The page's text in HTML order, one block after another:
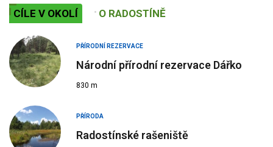
CÍLE V OKOLÍ O RADOSTÍNĚ
PŘÍRODNÍ REZERVACE
Národní přírodní rezervace Dářko
830 m
PŘÍRODA
Radostínské rašeniště